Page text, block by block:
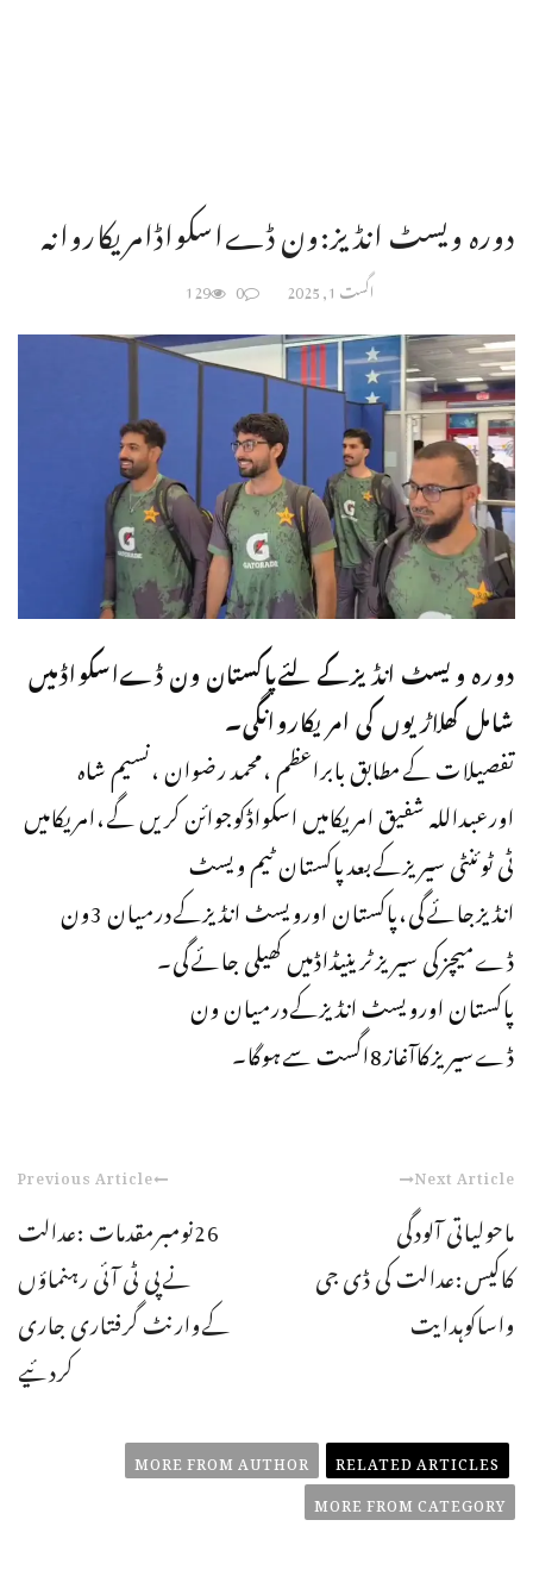
دورہ ویسٹ انڈیز:ون ڈےاسکواڈامریکاروانہ
اگست 1, 2025 0
129
دورہ ویسٹ انڈیزکےلئےپاکستان ون ڈےاسکواڈمیں
شامل کھلاڑیوں کی امریکاروانگی۔
تفصیلات کےمطابق بابراعظم ،محمد رضوان ،نسیم شاہ
اورعبداللہ شفیق امریکامیں اسکواڈکوجوائن کریں گے،امریکامیں
ٹی ٹوئنٹی سیریزکےبعدپاکستان ٹیم ویسٹ
انڈیزجائےگی،پاکستان اورویسٹ انڈیزکےدرمیان 3ون
ڈےمیچزکی سیریزٹرینیڈاڈمیں کھیلی جائےگی۔
پاکستان اورویسٹ انڈیزکےدرمیان ون
ڈےسیریزکاآغاز8اگست سےہوگا۔
Previous Article
26نومبرمقدمات :عدالت
نےپی ٹی آئی رہنماؤں
کےوارنٹ گرفتاری جاری
کردئیے
Next Article
ماحولیاتی آلودگی
کاکیس:عدالت کی ڈی جی
واساکوہدایت
RELATED ARTICLES
MORE FROM AUTHOR
MORE FROM CATEGORY